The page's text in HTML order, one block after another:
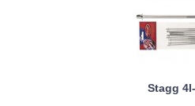
Stagg